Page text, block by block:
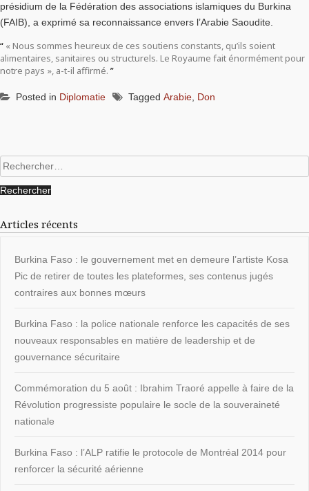
présidium de la Fédération des associations islamiques du Burkina
(FAIB), a exprimé sa reconnaissance envers l’Arabie Saoudite.
« Nous sommes heureux de ces soutiens constants, qu’ils soient
alimentaires, sanitaires ou structurels. Le Royaume fait énormément pour
notre pays », a-t-il affirmé.
Posted in Diplomatie Tagged Arabie Don
Rechercher :
Articles récents
Burkina Faso : le gouvernement met en demeure l’artiste Kosa
Pic de retirer de toutes les plateformes, ses contenus jugés
contraires aux bonnes mœurs
Burkina Faso : la police nationale renforce les capacités de ses
nouveaux responsables en matière de leadership et de
gouvernance sécuritaire
Commémoration du 5 août : Ibrahim Traoré appelle à faire de la
Révolution progressiste populaire le socle de la souveraineté
nationale
Burkina Faso : l’ALP ratifie le protocole de Montréal 2014 pour
renforcer la sécurité aérienne